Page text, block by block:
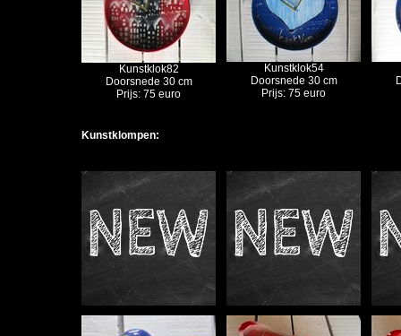
Kunstklok82
Doorsnede 30 cm
Prijs: 75 euro
Kunstklok54
Doorsnede 30 cm
Prijs: 75 euro
Kunstklompen: